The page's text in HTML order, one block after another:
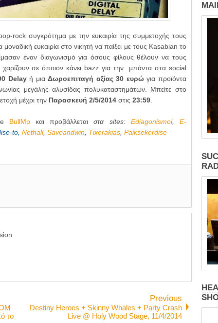
rock συγκρότημα με την ευκαιρία της συμμετοχής τους
ευκαιρία στο νικητή να παίξει με τους Kasabian το
έναν διαγωνισμό για όσους φίλους θέλουν να τους
σε όποιον κάνει bazz για την μπάντα στα social
Delayή μιαΔωροεπιταγή αξίας 30 ευρώγια προϊόντα
μεγάλης αλυσίδας πολυκαταστημάτων. Μπείτε στο
μέχρι την Παρασκευή 2/5/2014στις 23:59.
BullMpκαι προβάλλεταιστα sites: Ediagonismoi, E-
to, Nethall, Saveandwin, Tixerakias, Paiksekerdise
το
Previous
Destiny Heroes + Skinny Whales + Party Crash
Live @ Holy Wood Stage, 11/4/2014